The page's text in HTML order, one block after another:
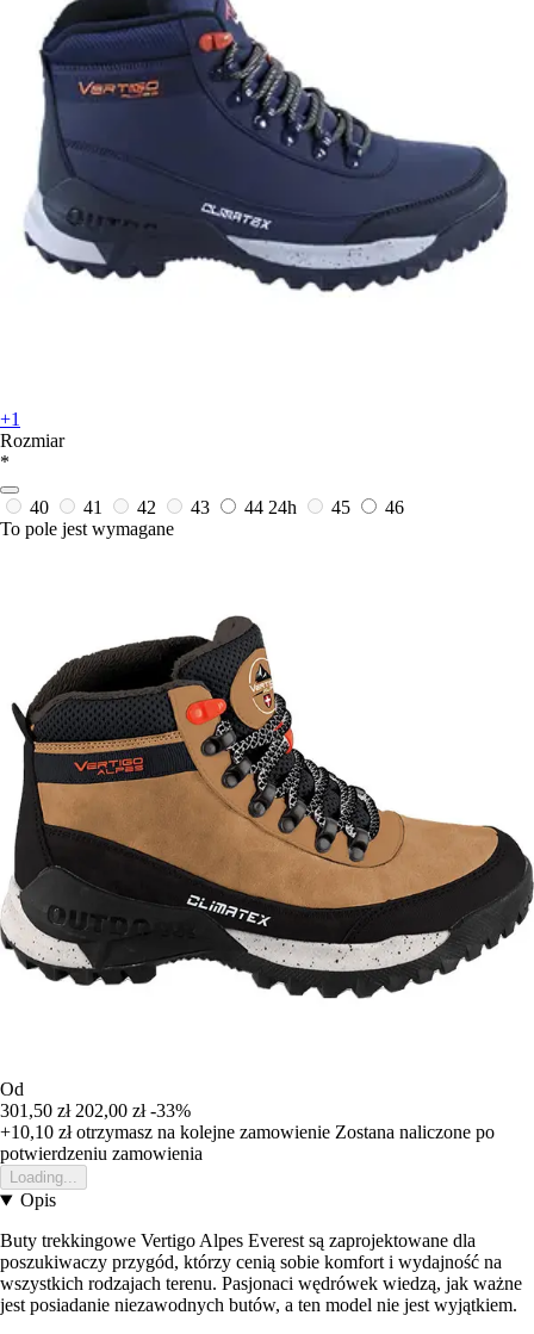
+1
Rozmiar
*
40 41 42 43 44 24h 45
46
To pole jest wymagane
Od
301,50 zł 202,00 zł -33%
+10,10 złotrzymasz na kolejne zamowienie Zostana naliczone po
potwierdzeniu zamowienia
Loading...
Opis
Buty trekkingowe Vertigo Alpes Everest są zaprojektowane dla
poszukiwaczy przygód, którzy cenią sobie komfort i wydajność na
wszystkich rodzajach terenu. Pasjonaci wędrówek wiedzą, jak ważne
jest posiadanie niezawodnych butów, a ten model nie jest wyjątkiem.